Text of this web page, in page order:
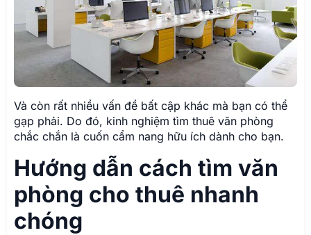
Và còn rất nhiều vấn đề bất cập khác mà bạn có thể
gạp phải. Do đó, kinh nghiệm tìm thuê văn phòng
chắc chắn là cuốn cẩm nang hữu ích dành cho bạn.
Hướng dẫn cách tìm văn
phòng cho thuê nhanh
chóng